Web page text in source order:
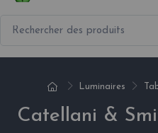
Luminaires
Catellani &